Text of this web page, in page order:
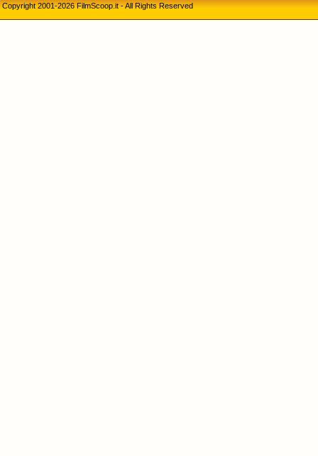
Copyright 2001-2026 FilmScoop.it - All Rights Reserved